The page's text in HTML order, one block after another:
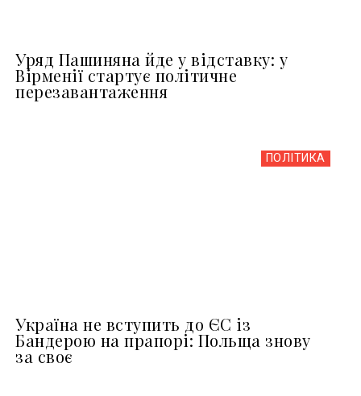
Уряд Пашиняна йде у відставку: у
Вірменії стартує політичне
перезавантаження
ПОЛІТИКА
Україна не вступить до ЄС із
Бандерою на прапорі: Польща знову
за своє